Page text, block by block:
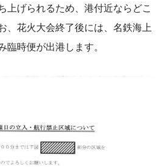
上げられるため、港付近ならどこ
、 花火大会終了後には、名鉄海上
時便が出港します。